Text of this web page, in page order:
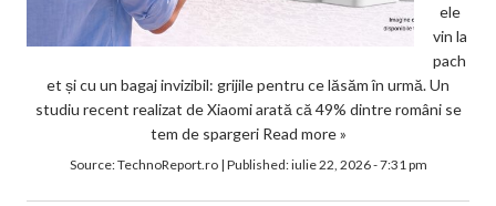
ele
vin la
pach
et și cu un bagaj invizibil: grijile pentru ce lăsăm în urmă. Un
studiu recent realizat de Xiaomi arată că 49% dintre români se
tem de spargeri Read more »
Source:TechnoReport.ro| Published:iulie 22, 2026 - 7:31 pm